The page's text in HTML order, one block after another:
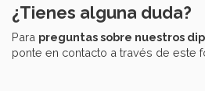
¿Tienes alguna duda?
Para preguntas sobre nuestros
ponte en contacto a través de este